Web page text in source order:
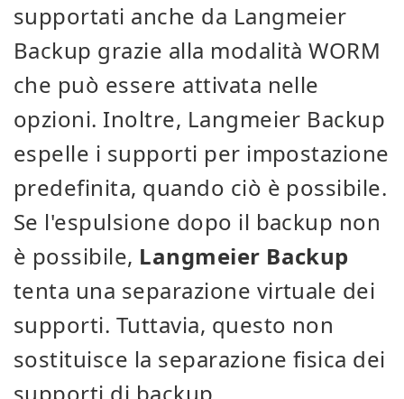
supportati anche da Langmeier
Backup grazie alla modalità WORM
che può essere attivata nelle
opzioni. Inoltre, Langmeier Backup
espelle i supporti per impostazione
predefinita, quando ciò è possibile.
Se l'espulsione dopo il backup non
è possibile, Langmeier Backup
tenta una separazione virtuale dei
supporti. Tuttavia, questo non
sostituisce la separazione fisica dei